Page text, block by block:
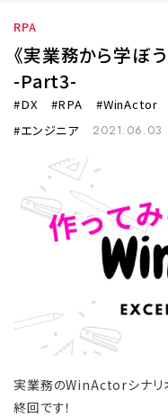
RPA
《実業務から学ぼ
-Part3-
DX RPA WinActor
エンジニア
2021.06.03
実業務のWinActorシナリ
終回です！